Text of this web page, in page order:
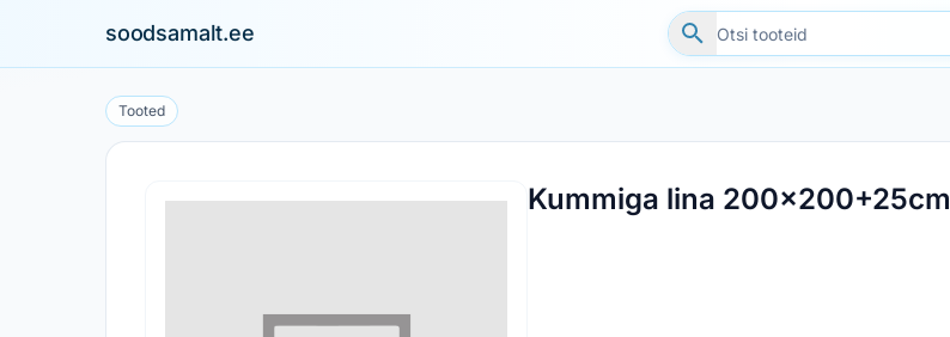
soodsamalt.ee
Tooted
Kummiga lina 200x200+25cm